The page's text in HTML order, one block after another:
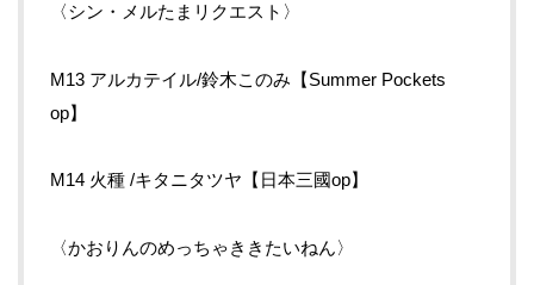
〈シン・メルたまリクエスト〉
M13 アルカテイル/鈴木このみ【Summer Pockets
op】
M14 火種 /キタニタツヤ【日本三國op】
〈かおりんのめっちゃききたいねん〉